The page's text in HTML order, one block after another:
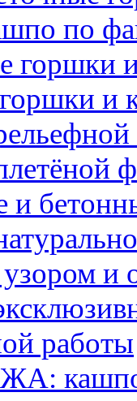
по
горшки
и
и
и
работы
кашпо